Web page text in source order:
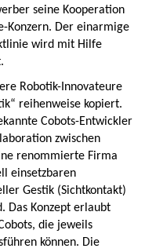
seine Kooperation
Konzern. Der einarmige
wird mit Hilfe
Robotik-Innovateure
reihenweise kopiert.
Cobots-Entwickler
zwischen
renommierte Firma
einsetzbaren
Gestik (Sichtkontakt)
Das Konzept erlaubt
die jeweils
können. Die